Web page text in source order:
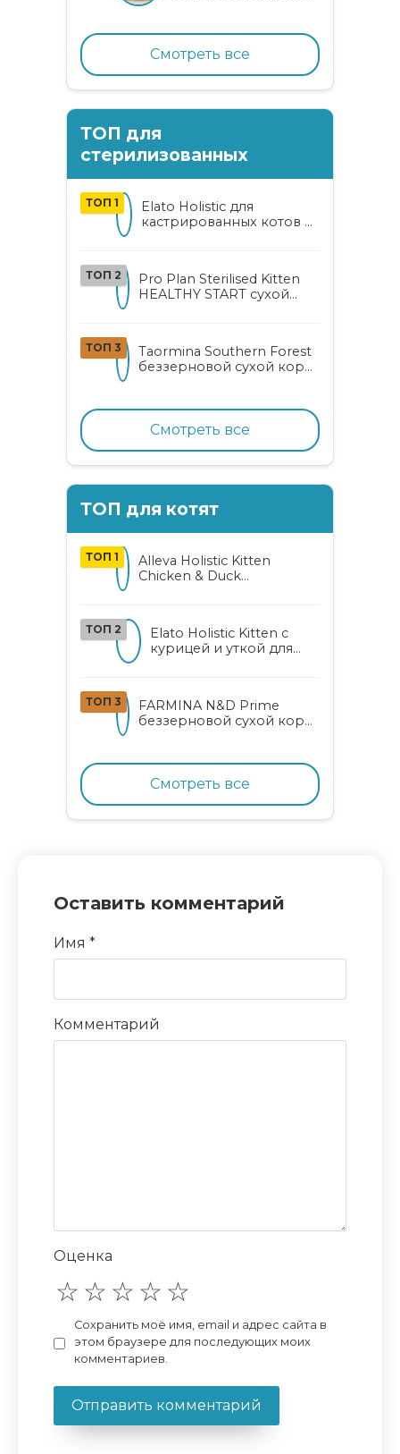
кроликом
Смотреть все
ТОП для
стерилизованных
ТОП 1
Elato Holistic для
кастрированных котов и
ТОП 2
Pro Plan Sterilised Kitten
HEALTHY START сухой
лососем
ТОП 3
Taormina Southern Forest
беззерновой сухой корм
ягодами и овощами
Смотреть все
ТОП для котят
ТОП 1
Alleva Holistic Kitten
Chicken & Duck
ТОП 2
Elato Holistic Kitten с
курицей и уткой для
ТОП 3
FARMINA N&D Prime
беззерновой сухой корм
курицей и гранатом
Смотреть все
Оставить комментарий
Имя *
Комментарий
Оценка
Сохранить моё имя, email и адрес сайта в
этом браузере для последующих моих
комментариев.